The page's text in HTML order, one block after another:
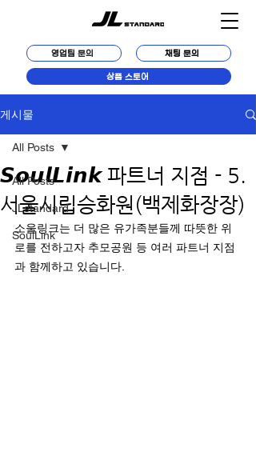
영업팀 문의
상품 스토어
채팅 문의
게시물
All Posts
JLstandard
SoulLink
All Posts
𝙎𝙤𝙪𝙡𝙇𝙞𝙣𝙠 파트너 지점 - 5.
서울시립승화원(백제화장장)
소울링크는 더 많은 유가족분들께 따뜻한 위
로를 전하고자 추모공원 등 여러 파트너 지점
과 함께하고 있습니다.